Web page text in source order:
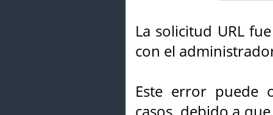
La solicitud URL
con el
Este error puede
casos, debido a